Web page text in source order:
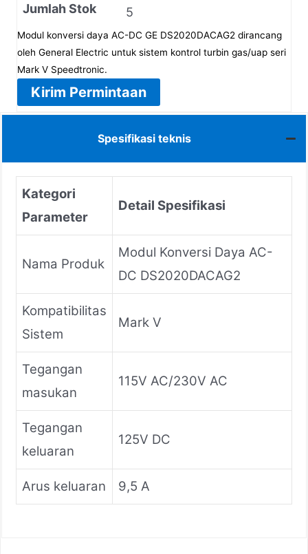
Jumlah Stok
5
Modul konversi daya AC-DC GE DS2020DACAG2 dirancang
oleh General Electric untuk sistem kontrol turbin gas/uap seri
Mark V Speedtronic.
Kirim Permintaan
Spesifikasi teknis
Kategori
Parameter
Detail Spesifikasi
Nama Produk
Modul Konversi Daya AC-
DC DS2020DACAG2
Kompatibilitas
Sistem
Mark V
Tegangan
masukan
115V AC/230V AC
Tegangan
keluaran
125V DC
Arus keluaran 9,5 A